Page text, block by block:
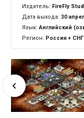
Издатель: FireFly
Дата выхода: 30
Язык:Английский
Регион: Россия + СНГ